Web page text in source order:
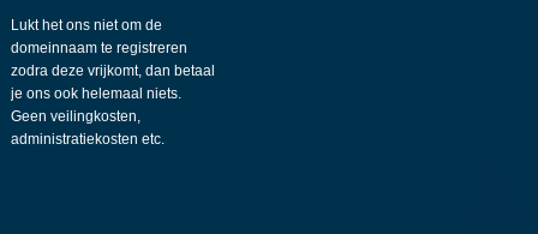
Lukt het ons niet om de
domeinnaam te registreren
zodra deze vrijkomt, dan betaal
je ons ook helemaal niets.
Geen veilingkosten,
administratiekosten etc.